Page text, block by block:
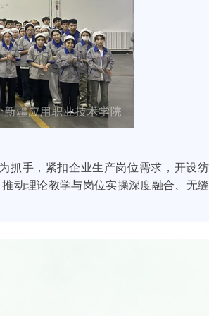
抓手，紧扣企业生产岗位需求，开设
动理论教学与岗位实操深度融合、无